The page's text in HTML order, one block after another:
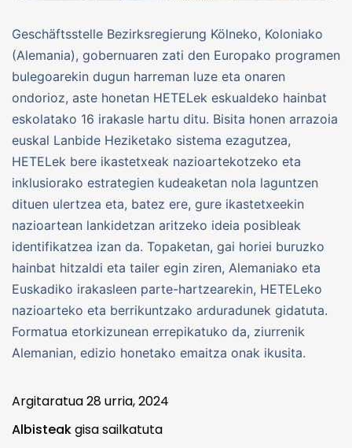
Geschäftsstelle Bezirksregierung Kölneko, Koloniako
(Alemania), gobernuaren zati den Europako programen
bulegoarekin dugun harreman luze eta onaren
ondorioz, aste honetan HETELek eskualdeko hainbat
eskolatako 16 irakasle hartu ditu. Bisita honen arrazoia
euskal Lanbide Heziketako sistema ezagutzea,
HETELek bere ikastetxeak nazioartekotzeko eta
inklusiorako estrategien kudeaketan nola laguntzen
dituen ulertzea eta, batez ere, gure ikastetxeekin
nazioartean lankidetzan aritzeko ideia posibleak
identifikatzea izan da. Topaketan, gai horiei buruzko
hainbat hitzaldi eta tailer egin ziren, Alemaniako eta
Euskadiko irakasleen parte-hartzearekin, HETELeko
nazioarteko eta berrikuntzako arduradunek gidatuta.
Formatua etorkizunean errepikatuko da, ziurrenik
Alemanian, edizio honetako emaitza onak ikusita.
Argitaratua28 urria, 2024
Albisteakgisa sailkatuta